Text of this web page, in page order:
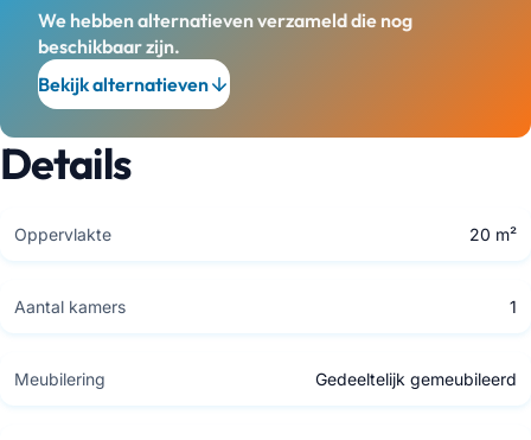
We hebben alternatieven verzameld die nog
beschikbaar zijn.
Bekijk alternatieven
Details
Oppervlakte 20 m²
Aantal kamers 1
Meubilering Gedeeltelijk gemeubileerd